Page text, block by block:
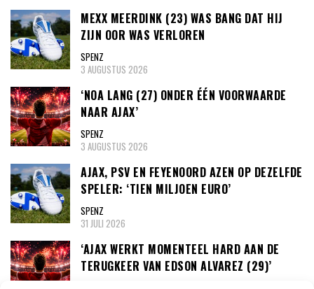
MEXX MEERDINK (23) WAS BANG DAT HIJ
ZIJN OOR WAS VERLOREN
SPENZ
3 AUGUSTUS 2026
‘NOA LANG (27) ONDER ÉÉN VOORWAARDE
NAAR AJAX’
SPENZ
3 AUGUSTUS 2026
AJAX, PSV EN FEYENOORD AZEN OP DEZELFDE
SPELER: ‘TIEN MILJOEN EURO’
SPENZ
31 JULI 2026
‘AJAX WERKT MOMENTEEL HARD AAN DE
TERUGKEER VAN EDSON ALVAREZ (29)’